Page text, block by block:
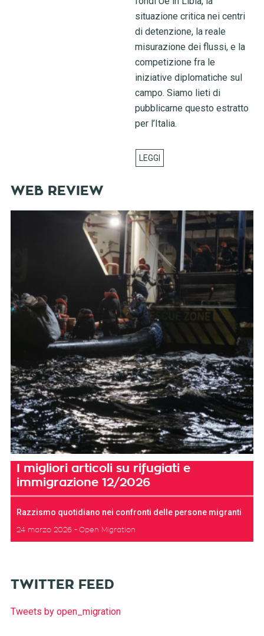
situazione critica nei centri
di detenzione, la reale
misurazione dei flussi, e la
competizione fra le
iniziative diplomatiche sul
campo. Siamo lieti di
pubblicarne questo estratto
per l’Italia.
WEB REVIEW
I migliori articoli su rifugiati e
immigrazione 12/2026
Razzismo quotidiano nei confronti delle persone migranti
24 marzo 2026 Open Migration
TWITTER FEED
Tweets by open_migration